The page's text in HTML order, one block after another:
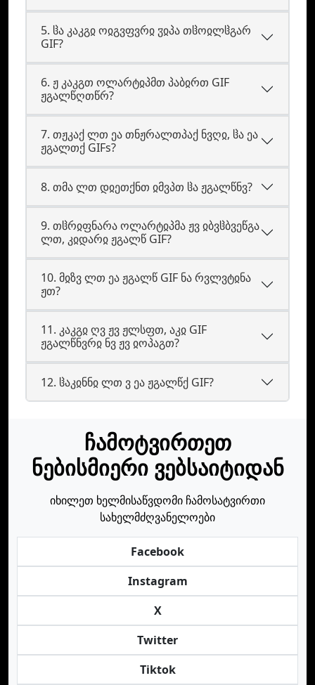
5. ჱა კაკგჲ ოჲგვფვრჲ ჳჲპა თჱოჲლჱგარ
GIF?
6. ჟ კაკგთ ოლარტჲპმთ პაბჲრთ GIF
ჟგალწღთწრ?
7. თჟკაქ ლთ ეა თნჟრალთპაქ ნვღჲ, ჱა ეა
ჟგალთქ GIFs?
8. თმა ლთ დჲეთქნთ ჲმვპთ ჱა ჟგალწნვ?
9. თჱრჲფნარა ოლარტჲპმა ჟვ ჲბვჱბვეწგა
ლთ, კჲდარჲ ჟგალწ GIF?
10. მჲზვ ლთ ეა ჟგალწ GIF ნა რვლვტჲნა
ჟთ?
11. კაკგჲ ღვ ჟვ ჟლსფთ, აკჲ GIF
ჟგალწნვრჲ ნვ ჟვ ჲოპაგთ?
12. ჱაკჲნნჲ ლთ ვ ეა ჟგალწქ GIF?
ჩამოტვირთეთ
ნებისმიერი ვებსაიტიდან
იხილეთ ხელმისაწვდომი ჩამოსატვირთი
სახელმძღვანელოები
Facebook
Instagram
X
Twitter
Tiktok